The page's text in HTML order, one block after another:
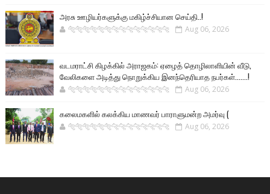
அரசு ஊழியர்களுக்கு மகிழ்ச்சியான செய்தி..!
🐅🐅🐅🐅🐅🐅🐆🐆🐆🐆🐆🐆🐆🐆 Aug 06, 2026
வடமராட்சி கிழக்கில் அராஜகம்: ஏழைத் தொழிலாளியின் வீடு,
வேலிகளை அடித்து நொறுக்கிய இனந்தெரியாத நபர்கள்.......!
🐅🐅🐅🐅🐅🐅🐆🐆🐆🐆🐆🐆🐆🐆 Aug 06, 2026
கலைமகளில் கலக்கிய மாணவர் பாராளுமன்ற அமர்வு (
🐅🐅🐅🐅🐅🐅🐆🐆🐆🐆🐆🐆🐆🐆 Aug 06, 2026